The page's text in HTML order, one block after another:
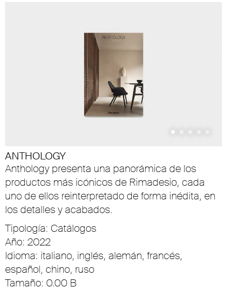
ANTHOLOGY
Anthology presenta una panorámica de los
productos más icónicos de Rimadesio, cada
uno de ellos reinterpretado de forma inédita, en
los detalles y acabados.
Tipología: Catálogos
Año: 2022
Idioma: italiano, inglés, alemán, francés,
español, chino, ruso
Tamaño: 0.00 B